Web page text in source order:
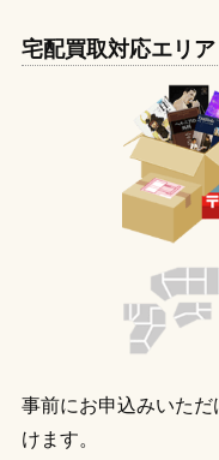
宅配買取対応エリア
事前にお申込みいた
けます。